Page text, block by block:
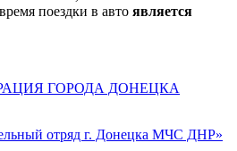
поездки в авто является
ГОРОДА ДОНЕЦКА
отряд г. Донецка МЧС ДНР»